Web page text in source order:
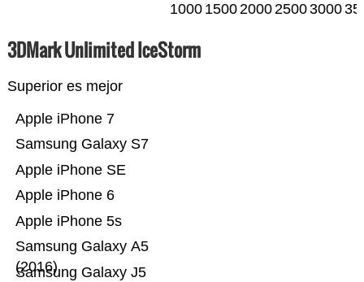
1000 1500200025003000
3DMark Unlimited IceStorm
Superior es mejor
Samsung Galaxy J5
Samsung Galaxy A5
(2016)
Apple iPhone 5s
Apple iPhone 6
Apple iPhone SE
Samsung Galaxy S7
Apple iPhone 7